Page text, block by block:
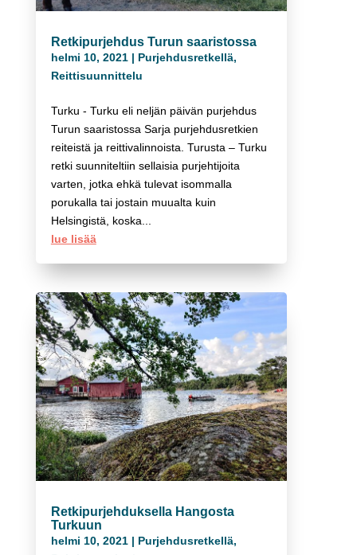
Retkipurjehdus Turun saaristossa
helmi 10, 2021| Purjehdusretkellä,
Reittisuunnittelu
Turku - Turku eli neljän päivän purjehdus
Turun saaristossa Sarja purjehdusretkien
reiteistä ja reittivalinnoista. Turusta – Turku
retki suunniteltiin sellaisia purjehtijoita
varten, jotka ehkä tulevat isommalla
porukalla tai jostain muualta kuin
Helsingistä, koska...
lue lisää
Retkipurjehduksella Hangosta
Turkuun
helmi 10, 2021| Purjehdusretkellä,